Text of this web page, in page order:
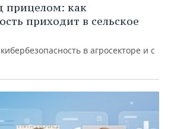
прицелом: как
приходит в сельское
в агросекторе и с